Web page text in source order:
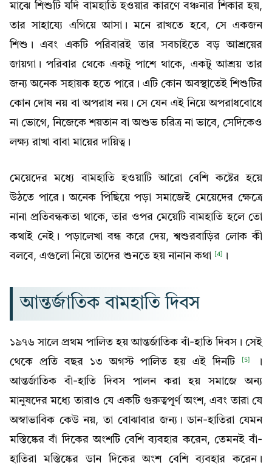
মাঝে শিশুটি যদি বামহাতি হওয়ার কারণে বঞ্চনার শিকার হয়,
তার সাহায্যে এগিয়ে আসা। মনে রাখতে হবে, সে একজন
শিশু। এবং একটি পরিবারই তার সবচাইতে বড় আশ্রয়ের
জায়গা। পরিবার থেকে একটু পাশে থাকে, একটু আশ্রয় তার
জন্য অনেক সহায়ক হতে পারে। এটি কোন অবস্থাতেই শিশুটির
কোন দোষ নয় বা অপরাধ নয়। সে যেন এই নিয়ে অপরাধবোধে
না ভোগে, নিজেকে শয়তান বা অশুভ চরিত্র না ভাবে, সেদিকেও
লক্ষ্য রাখা বাবা মায়ের দায়িত্ব।
মেয়েদের মধ্যে বামহাতি হওয়াটি আরো বেশি কষ্টের হয়ে
উঠতে পারে। অনেক পিছিয়ে পড়া সমাজেই মেয়েদের ক্ষেত্রে
নানা প্রতিবন্ধকতা থাকে, তার ওপর মেয়েটি বামহাতি হলে তো
কথাই নেই। পড়ালেখা বন্ধ করে দেয়, শ্বশুরবাড়ির লোক কী
বলবে, এগুলো নিয়ে তাদের শুনতে হয় নানান কথা
[4] ।
আন্তর্জাতিক বামহাতি দিবস
১৯৭৬ সালে প্রথম পালিত হয় আন্তর্জাতিক বাঁ-হাতি দিবস। সেই
থেকে প্রতি বছর ১৩ অগস্ট পালিত হয় এই দিনটি
[5]
।
আন্তর্জাতিক বাঁ-হাতি দিবস পালন করা হয় সমাজে অন্য
মানুষদের মধ্যে তারাও যে একটি গুরুত্বপূর্ণ অংশ, এবং তারা যে
অস্বাভাবিক কেউ নয়, তা বোঝাবার জন্য। ডান-হাতিরা যেমন
মস্তিষ্কের বাঁ দিকের অংশটি বেশি ব্যবহার করেন, তেমনই বাঁ-
হাতিরা মস্তিষ্কের ডান দিকের অংশ বেশি ব্যবহার করেন।